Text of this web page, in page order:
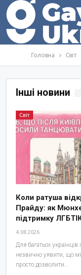
Головна Світ
Інші новини
Світ
Коли ратуша
Прайду: як
підтримку
4.08.2026
Для багатьох українців
незвично уявити, що
просто дозволити…